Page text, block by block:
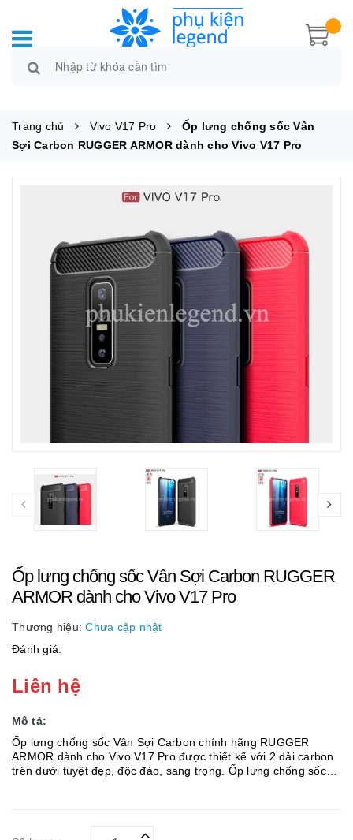
Trang chủ Vivo V17 Pro
Ốp lưng chống sốc Vân
Sợi Carbon RUGGER ARMOR dành cho Vivo V17 Pro
Ốp lưng chống sốc Vân Sợi Carbon RUGGER
ARMOR dành cho Vivo V17 Pro
Thương hiệu: Chưa cập nhật
Đánh giá:
Liên hệ
Mô tả:
Ốp lưng chống sốc Vân Sợi Carbon chính hãng RUGGER
ARMOR dành cho Vivo V17 Pro được thiết kế với 2 dải carbon
trên dưới tuyệt đẹp, độc đáo, sang trọng. Ốp lưng chống sốc